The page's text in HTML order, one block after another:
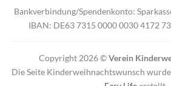
Bankverbindung/Spendenkonto:
IBAN: DE63 7315 0000 0030 4172
Copyright 2026 ©Verein
Die Seite Kinderweihnachtswunsch